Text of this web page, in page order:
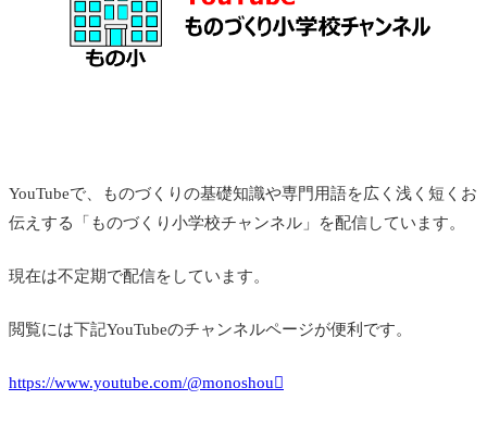
YouTubeで、ものづくりの基礎知識や専門用語を広く浅く短くお
伝えする「ものづくり小学校チャンネル」を配信しています。
現在は不定期で配信をしています。
閲覧には下記YouTubeのチャンネルページが便利です。
https://www.youtube.com/@monoshou